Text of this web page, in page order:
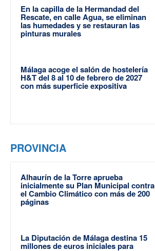
En la capilla de la Hermandad del
Rescate, en calle Agua, se eliminan
las humedades y se restauran las
pinturas murales
Málaga acoge el salón de hostelería
H&T del 8 al 10 de febrero de 2027
con más superficie expositiva
PROVINCIA
Alhaurín de la Torre aprueba
inicialmente su Plan Municipal contra
el Cambio Climático con más de 200
páginas
La Diputación de Málaga destina 15
millones de euros iniciales para